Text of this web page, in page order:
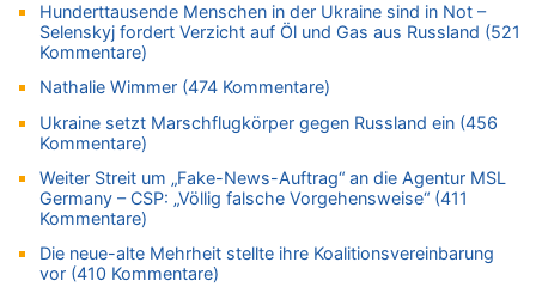
06.08.2026 - 11:52 von Hubert F. zu
Zweite Hitzewelle in diesem Sommer ist jetzt amtlich
06.08.2026 - 11:46 von Ermitler zu
Zweite Hitzewelle in diesem Sommer ist jetzt amtlich
06.08.2026 - 11:42 von Willi Müller zu
Eschweiler: 16-Jähriger soll seine Oma ermordet haben
06.08.2026 - 11:35 von ne Hondsjong zu
Zweite Hitzewelle in diesem Sommer ist jetzt amtlich
06.08.2026 - 11:11 von Dax zu
Wie kam es zur Ceuta-Krise?
Hunderttausende Menschen in der Ukraine sind in Not –
Selenskyj fordert Verzicht auf Öl und Gas aus Russland (521
Kommentare)
Nathalie Wimmer (474 Kommentare)
Ukraine setzt Marschflugkörper gegen Russland ein (456
Kommentare)
Weiter Streit um „Fake-News-Auftrag“ an die Agentur MSL
Germany – CSP: „Völlig falsche Vorgehensweise“ (411
Kommentare)
Die neue-alte Mehrheit stellte ihre Koalitionsvereinbarung
vor (410 Kommentare)